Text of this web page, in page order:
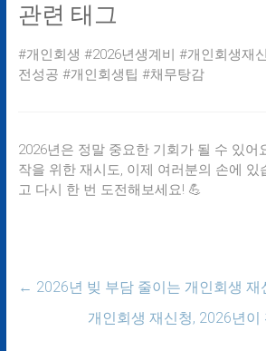
관련 태그
#개인회생 #2026년생계비 #개인회생재
전성공 #개인회생팁 #채무탕감
2026년은 정말 중요한 기회가 될 수 있어
작을 위한 재시도, 이제 여러분의 손에 있
고 다시 한 번 도전해보세요! 💪
← 2026년 빚 부담 줄이는 개인회생 재
개인회생 재신청, 2026년이